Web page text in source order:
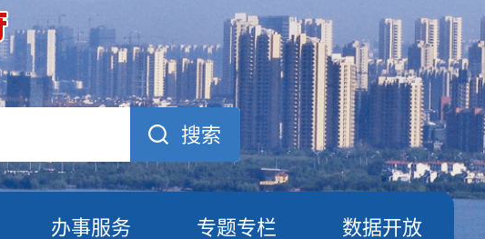
办事服务 专题专栏 数据开放